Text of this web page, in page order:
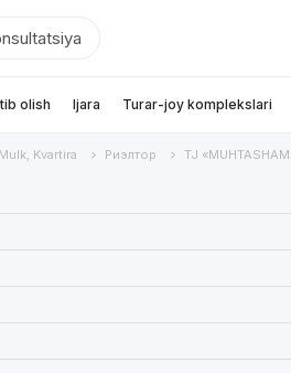
olish Ijara Turar-joy komplekslari
Mulk, Kvartira Риэлтор TJ